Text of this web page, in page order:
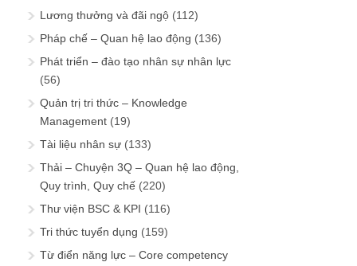
Lương thưởng và đãi ngộ (112)
Pháp chế – Quan hệ lao động (136)
Phát triển – đào tạo nhân sự nhân lực
(56)
Quản trị tri thức – Knowledge
Management (19)
Tài liệu nhân sự (133)
Thải – Chuyện 3Q – Quan hệ lao động,
Quy trình, Quy chế (220)
Thư viện BSC & KPI (116)
Tri thức tuyển dụng (159)
Từ điển năng lực – Core competency